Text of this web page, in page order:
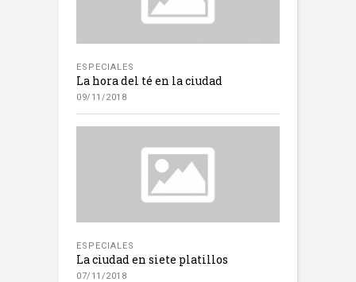
ESPECIALES
La hora del té en la ciudad
09/11/2018
ESPECIALES
La ciudad en siete platillos
07/11/2018